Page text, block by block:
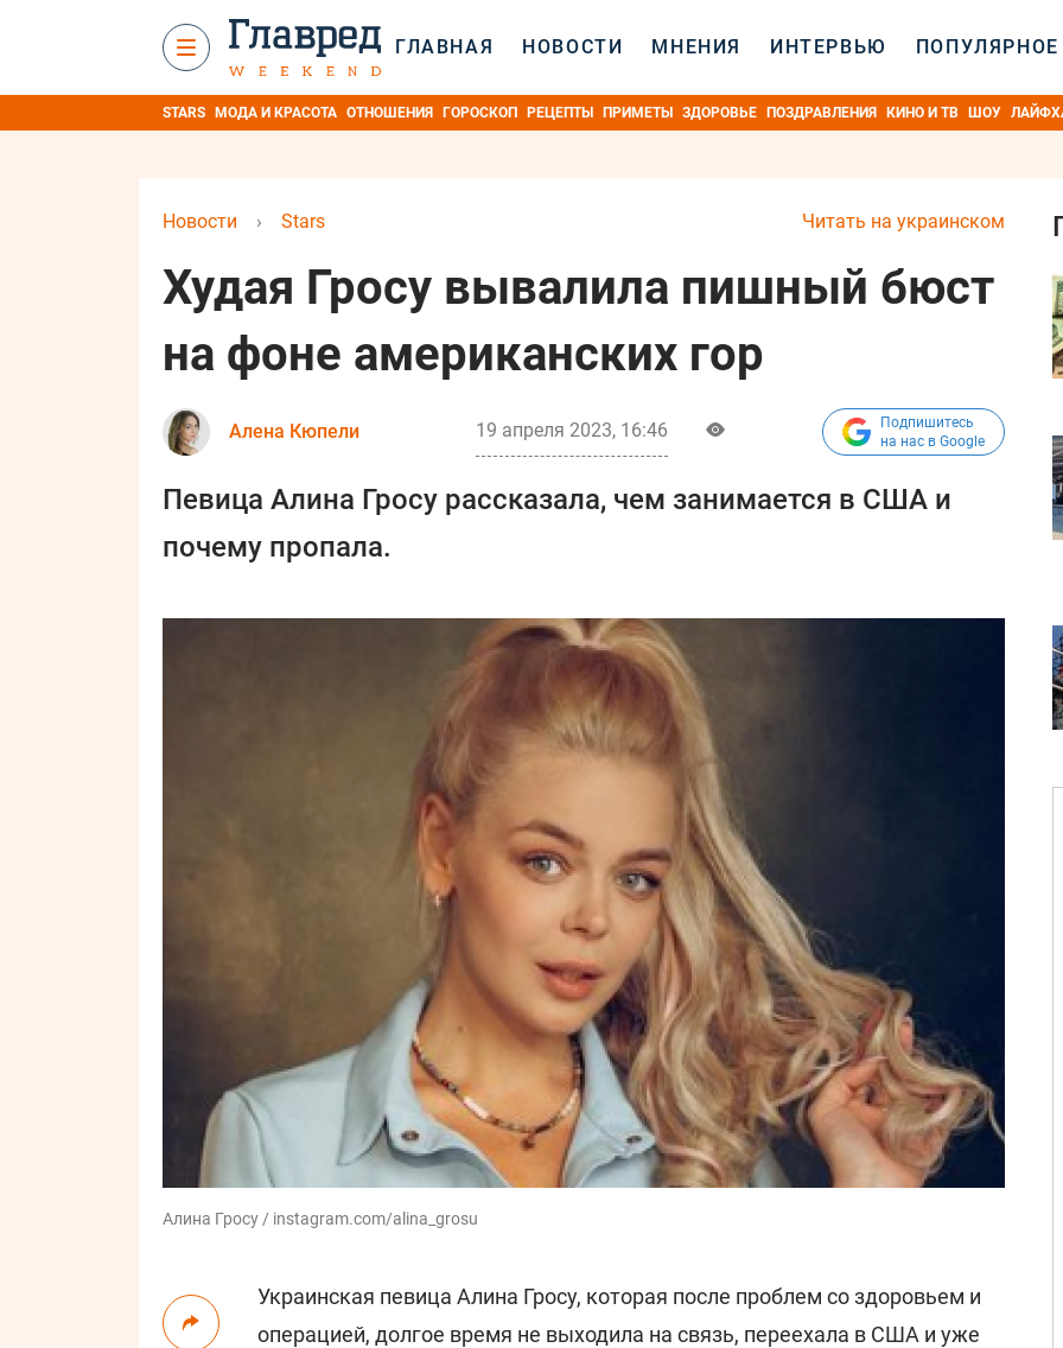
ГЛАВНАЯ НОВОСТИ МНЕНИЯ ИНТЕРВЬЮ ПОПУЛЯРНОЕ
STARS МОДА И КРАСОТА ОТНОШЕНИЯ ГОРОСКОП РЕЦЕПТЫ ПРИМЕТЫ ЗДОРОВЬЕ ПОЗДРАВЛЕНИЯ КИНО И ТВ ШОУ
Читать на украинском
Новости › Stars
Худая Гросу вывалила пишный бюст
на фоне американских гор
Алена Кюпели 19 апреля 2023, 16:46
Подпишитесь
на нас в Google
Певица Алина Гросу рассказала, чем занимается в США и
почему пропала.
Алина Гросу / instagram.com/alina_grosu
Украинская певица Алина Гросу, которая после проблем со здоровьем и
операцией, долгое время не выходила на связь, переехала в США и уже